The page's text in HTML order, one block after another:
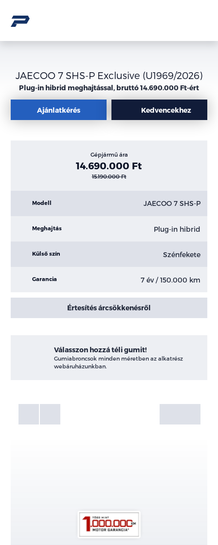
JAECOO 7 SHS-P Exclusive (U1969/2026)
Plug-in hibrid meghajtással, bruttó 14.690.000 Ft-ért
Ajánlatkérés Kedvencekhez
Gépjármű ára
14.690.000 Ft
15.190.000 Ft
Modell JAECOO 7 SHS-P
Meghajtás Plug-in hibrid
Külső szín Szénfekete
Garancia 7 év / 150.000 km
Értesítés árcsökkenésről
Válasszon hozzá téli gumit!
Gumiabroncsok minden méretben az alkatrész
webáruházunkban.
Galéria